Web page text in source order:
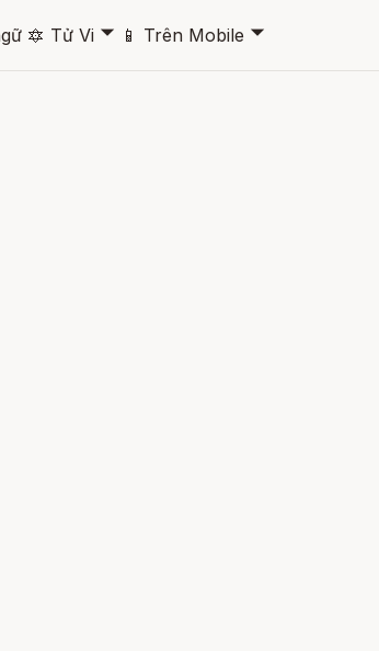
🔯 Tử Vi 🞃 📱 Trên Mobile 🞃